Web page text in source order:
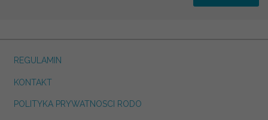
REGULAMIN
KONTAKT
POLITYKA PRYWATNOSCI RODO